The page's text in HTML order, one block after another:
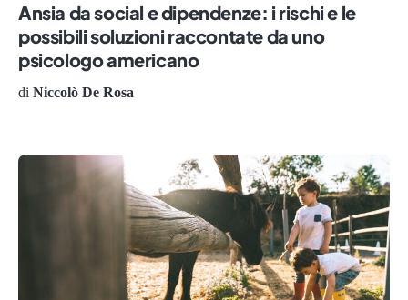
Ansia da social e dipendenze: i rischi e le
possibili soluzioni raccontate da uno
psicologo americano
di Niccolò De Rosa